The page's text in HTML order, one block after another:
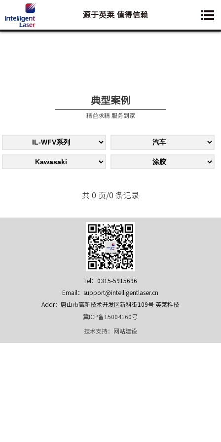
您想要了解的业务是:
源于英莱 值得信赖
典型案例
精益求精 服务到家
共 0 页/0 条记录
Tel：0315-5915696
Email：support@intelligentlaser.cn
Addr：唐山市高新技术开发区新科街109号 英莱科技
冀ICP备15004160号
技术支持： 网站建设